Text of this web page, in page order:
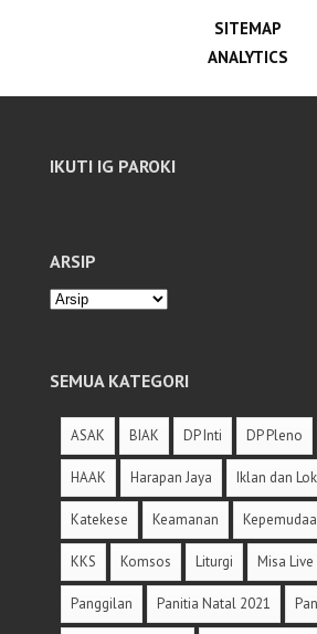
SITEMAP
ANALYTICS
IKUTI IG PAROKI
ARSIP
SEMUA KATEGORI
ASAK BIAK DP Inti DP Pleno
HAAK Harapan Jaya Iklan dan
Katekese Keamanan
KKS Komsos Liturgi Misa
Panggilan Panitia Natal 2021